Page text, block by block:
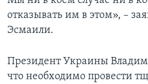
отказывать им в этом», –
Эсмаили.
Президент Украины
что необходимо провести